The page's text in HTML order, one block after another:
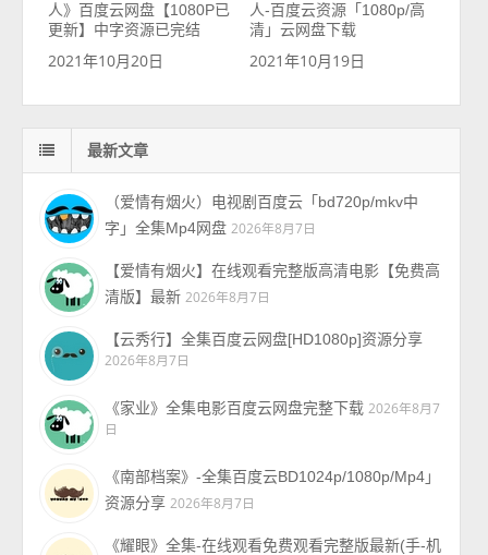
人》百度云网盘【1080P已
更新】中字资源已完结
2021年10月20日
人-百度云资源「1080p/高
清」云网盘下载
2021年10月19日
最新文章
（爱情有烟火）电视剧百度云「bd720p/mkv中
字」全集Mp4网盘 2026年8月7日
【爱情有烟火】在线观看完整版高清电影【免费高
清版】最新 2026年8月7日
【云秀行】全集百度云网盘[HD1080p]资源分享
2026年8月7日
《家业》全集电影百度云网盘完整下载 2026年8月7
日
《南部档案》-全集百度云BD1024p/1080p/Mp4」
资源分享 2026年8月7日
《耀眼》全集-在线观看免费观看完整版最新(手-机